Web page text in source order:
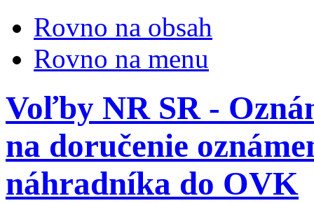
Rovno na obsah
Rovno na menu
Voľby NR SR -
na doručenie
náhradníka do OVK